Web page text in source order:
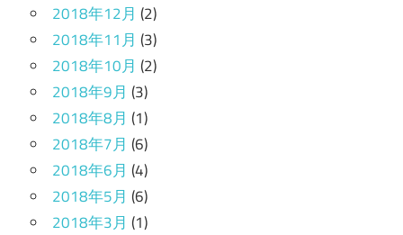
2018年12月 (2)
2018年11月 (3)
2018年10月 (2)
2018年9月 (3)
2018年8月 (1)
2018年7月 (6)
2018年6月 (4)
2018年5月 (6)
2018年3月 (1)